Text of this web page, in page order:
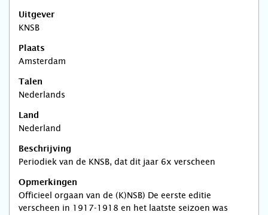
Uitgever
KNSB
Plaats
Amsterdam
Talen
Nederlands
Land
Nederland
Beschrijving
Periodiek van de KNSB, dat dit jaar 6x verscheen
Opmerkingen
Officieel orgaan van de (K)NSB) De eerste editie
verscheen in 1917-1918 en het laatste seizoen was